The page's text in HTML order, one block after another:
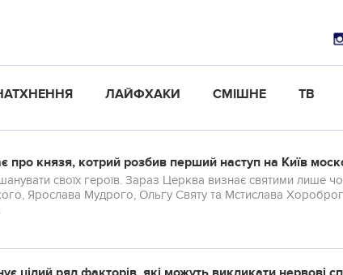
ЛАЙФХАКИ СМІШНЕ ТВ
про князя, котрий розбив перший наступ на Київ
своїх героїв. Зараз Церква визнає святими лише
Ярослава Мудрого, Ольгу Святу та Мстислава
замовчувалася, хоча він був канонізован...